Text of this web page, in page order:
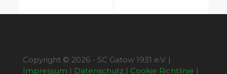
Copyright © 2026 - SC Gatow 1931 e.V. |
Impressum | Datenschutz| Cookie Richtlinie |